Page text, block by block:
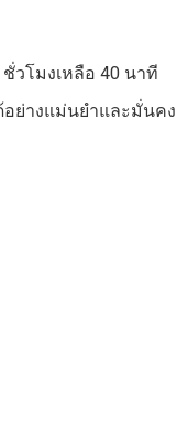
วโมงเหลือ 40 นาที
อย่างแม่นยำและมั่นคง